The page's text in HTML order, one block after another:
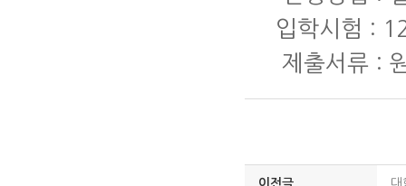
입학시험 :
제출서류 :
이전글 대